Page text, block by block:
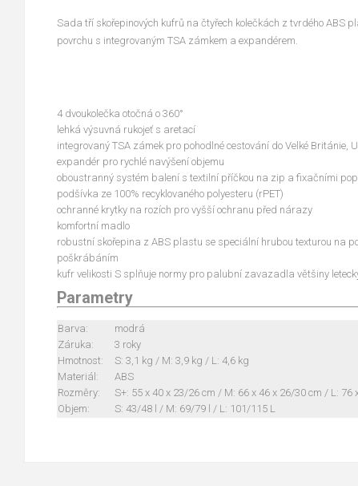
Sada tří skořepinových kufrů na čtyřech kolečkách z tvrdého ABS
povrchu s integrovaným TSA zámkem a expandérem.
4 dvoukolečka otočná o 360°
lehká výsuvná rukojeť s aretací
integrovaný TSA zámek pro pohodlné cestování do Velké Británie,
expandér pro rychlé navýšení objemu
oboustranný systém balení s textilní příčkou na zip a fixačními
podšívka ze 100% recyklovaného polyesteru (rPET)
ochranné krytky na rozích pro vyšší ochranu před nárazy
komfortní madlo
robustní skořepina z ABS plastu se speciální hrubou texturou na
poškrábáním
kufr velikosti S splňuje normy pro palubní zavazadla většiny
Parametry
Barva:
modrá
Záruka:
3 roky
Hmotnost:
S: 3,1 kg / M: 3,9 kg / L: 4,6 kg
Materiál:
ABS
Rozměry:
S+: 55 x 40 x 23/26 cm / M: 66 x 46 x 26/30 cm / L: 76
Objem:
S: 43/48 l / M: 69/79 l / L: 101/115 L